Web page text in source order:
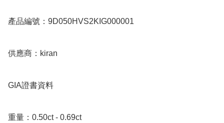
產品編號：9D050HVS2KIG000001
供應商：kiran
GIA證書資料
重量：0.50ct - 0.69ct